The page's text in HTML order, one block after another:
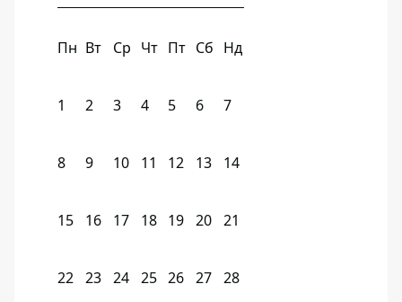
Пн Вт Ср Чт Пт Сб Нд
1 2 3 4 5 6 7
8 9 10 11 12 13 14
15 16 17 18 19 20 21
22 23 24 25 26 27 28